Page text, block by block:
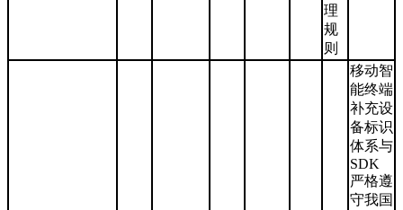
理
规
则
移动智
能终端
补充设
备标识
体系与
SDK
严格遵
守我国